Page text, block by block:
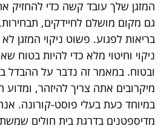
המזגן שלך עובד קשה כדי להחזיק
גם מקום מושלם לחיידקים, תבחירות,
בריאות לפגוע. פשוט ניקוי המזגן
ניקוי וחיטוי מלא כדי להיות בטוח
ובטוח. במאמר זה נדבר על ההבדל בין
מיקרובים אתה צריך להיזהר, ומדוע
במיוחד כעת בעלי פוסט-קורונה.
מדיספטנים בדרגת בית חולים